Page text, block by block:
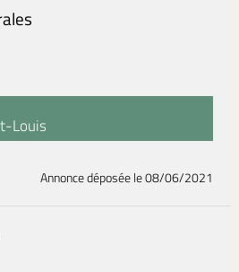
Louis
Annonce déposéele 08/06/2021